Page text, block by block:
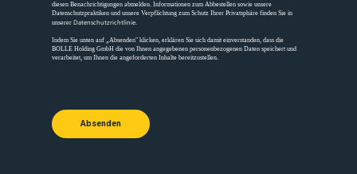
diesen Benachrichtigungen abmelden. Informationen zum Abbestellen sowie unsere
Datenschutzpraktiken und unsere Verpflichtung zum Schutz Ihrer Privatsphäre finden Sie in
unserer Datenschutzrichtlinie.
Indem Sie unten auf „Absenden" klicken, erklären Sie sich damit einverstanden, dass die
BOLLE Holding GmbH die von Ihnen angegebenen personenbezogenen Daten speichert und
verarbeitet, um Ihnen die angeforderten Inhalte bereitzustellen.
Absenden